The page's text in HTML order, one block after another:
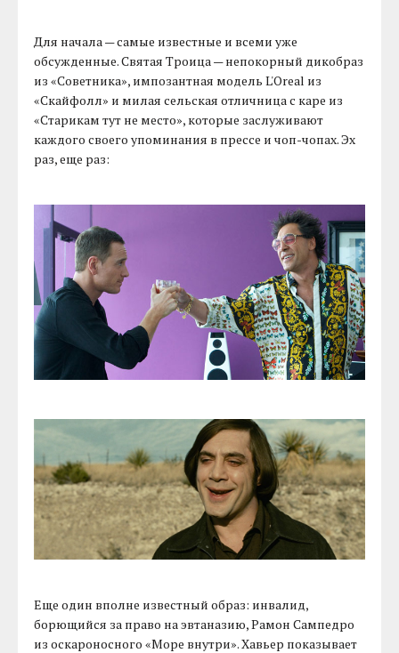
Для начала — самые известные и всеми уже
обсужденные. Святая Троица — непокорный дикобраз
из «Советника», импозантная модель L'Oreal из
«Скайфолл» и милая сельская отличница с каре из
«Старикам тут не место», которые заслуживают
каждого своего упоминания в прессе и чоп-чопах. Эх
раз, еще раз:
Еще один вполне известный образ: инвалид,
борющийся за право на эвтаназию, Рамон Сампедро
из оскароносного «Море внутри». Хавьер показывает